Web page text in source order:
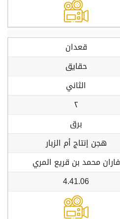
قعدان
حقايق
الثاني
٢
برق
هجن إنتاج أم الزبار
فاران محمد بن قريع المري
4.41.06